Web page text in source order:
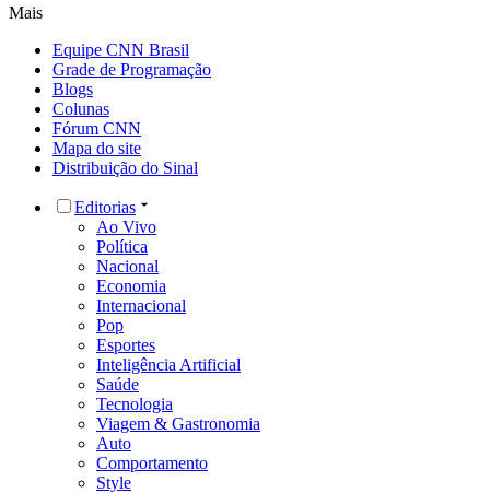
Mais
Equipe CNN Brasil
Grade de Programação
Blogs
Colunas
Fórum CNN
Mapa do site
Distribuição do Sinal
Editorias
Ao Vivo
Política
Nacional
Economia
Internacional
Pop
Esportes
Inteligência Artificial
Saúde
Tecnologia
Viagem & Gastronomia
Auto
Comportamento
Style